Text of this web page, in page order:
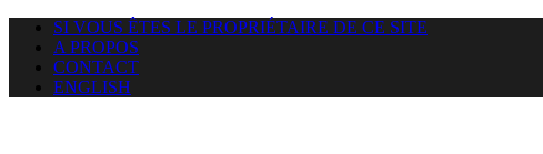
SI VOUS ÊTES LE PROPRIÉTAIRE DE CE SITE
A PROPOS
CONTACT
ENGLISH